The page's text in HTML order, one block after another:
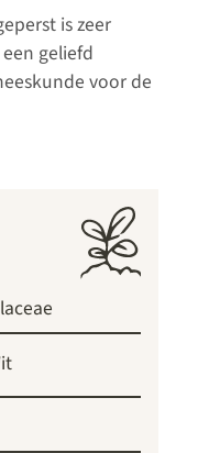
is zeer
geliefd
voor de